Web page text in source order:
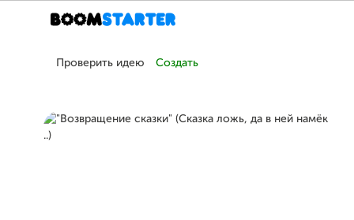
Проверить идею Создать